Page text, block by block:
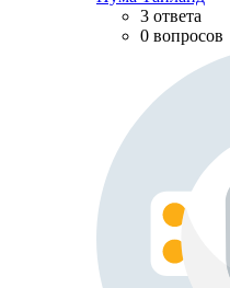
3 ответа
0 вопросов